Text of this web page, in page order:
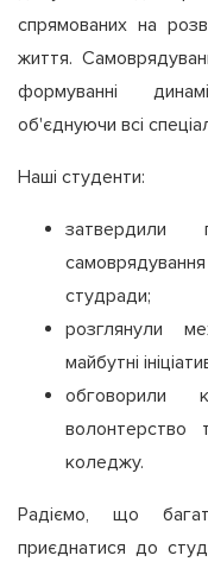
спрямованих на
життя.
формуванні
об'єднуючи всі
Наші студенти:
затвердили
студради;
розглянули
майбутні
обговорили
волонтерство
коледжу.
Радіємо, що
приєднатися до